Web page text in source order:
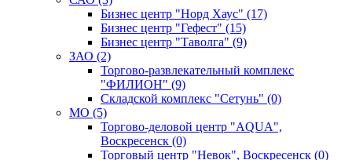
Бизнес центр "Норд Хаус" (17)
Бизнес центр "Гефест" (15)
Бизнес центр "Таволга" (9)
ЗАО (2)
Торгово-развлекательный комплекс
"ФИЛИОН" (9)
Складской комплекс "Сетунь" (0)
MO (5)
Торгово-деловой центр "AQUA",
Воскресенск (0)
Торговый центр "Невок", Воскресенск (0)